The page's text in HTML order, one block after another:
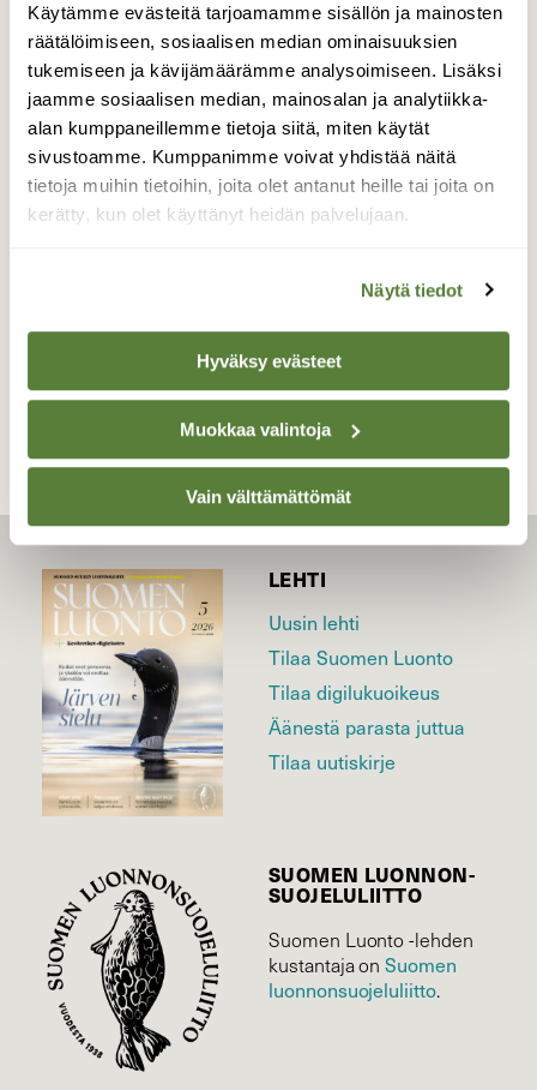
Käytämme evästeitä tarjoamamme sisällön ja mainosten
räätälöimiseen, sosiaalisen median ominaisuuksien
tukemiseen ja kävijämäärämme analysoimiseen. Lisäksi
jaamme sosiaalisen median, mainosalan ja analytiikka-
alan kumppaneillemme tietoja siitä, miten käytät
sivustoamme. Kumppanimme voivat yhdistää näitä
tietoja muihin tietoihin, joita olet antanut heille tai joita on
kerätty, kun olet käyttänyt heidän palvelujaan.
Näytä tiedot
Hyväksy evästeet
Muokkaa valintoja
Vain välttämättömät
Työläinen työntuohussa.
Muutama lämmin päivä sai Ampiaisetkin
kukkien sekaan tekemään arvokasta
työtään.
TAKAISIN LISTAAN
LEHTI
Uusin lehti
Tilaa Suomen Luonto
Tilaa digilukuoikeus
Äänestä parasta juttua
Tilaa uutiskirje
SUOMEN LUONNON­
SUOJELU­LIITTO
Suomen Luonto -lehden
kustantaja onSuomen
luonnonsuojelu­liitto.